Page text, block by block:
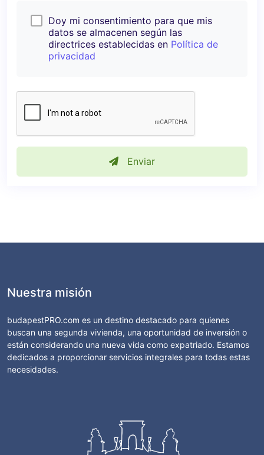
Doy mi consentimiento para que mis
datos se almacenen según las
directrices establecidas en Política de
privacidad
Enviar
Nuestra misión
budapestPRO.com es un destino destacado para quienes
buscan una segunda vivienda, una oportunidad de inversión o
están considerando una nueva vida como expatriado. Estamos
dedicados a proporcionar servicios integrales para todas estas
necesidades.